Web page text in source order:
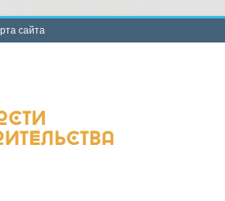
сайта